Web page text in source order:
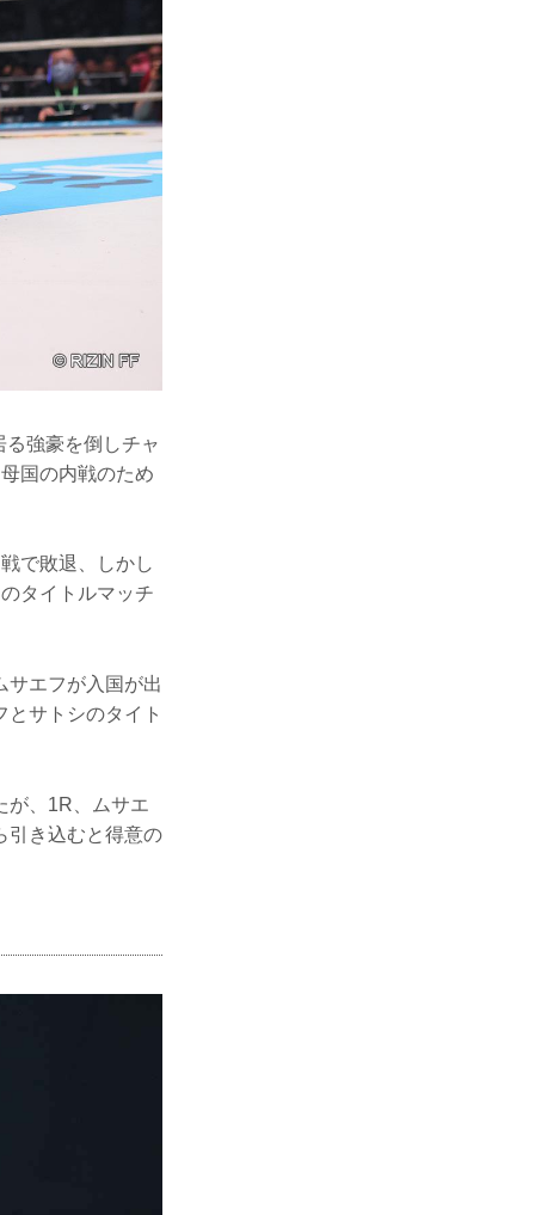
強豪を倒しチャ
国の内戦のため
で敗退、しかし
タイトルマッチ
サエフが入国が出
サトシのタイト
が、1R、ムサエ
引き込むと得意の